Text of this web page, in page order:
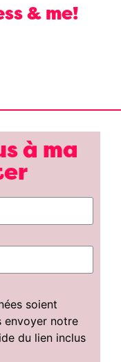
& me!
à ma
soient
envoyer notre
du lien inclus